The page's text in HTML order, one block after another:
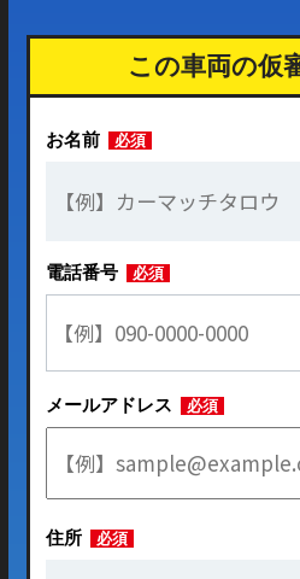
この車両の仮
お名前 必須
電話番号 必須
メールアドレス 必須
住所 必須